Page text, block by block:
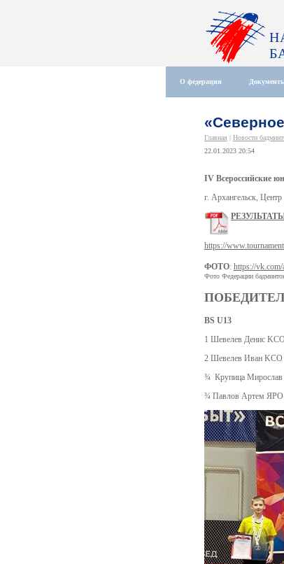
О федерации
Главная | Новости
22.01.2023 20:54
IV Всероссийские
г. Архангельск,
https://
ФОТО: https://
Фото Федерации
BS U13
1 Шевелев Денис
2 Шевелев Иван KCO
¾ Крупица
¾ Павлов Артем ЯPO